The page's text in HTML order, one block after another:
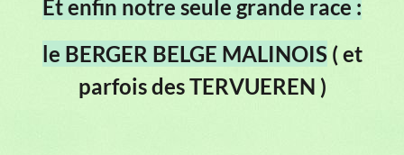
Et enfin notre seule grande race :
le BERGER BELGE MALINOIS( et
parfois des TERVUEREN )